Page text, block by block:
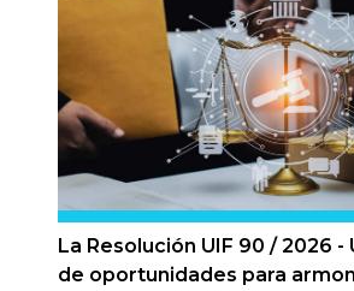
La Resolución UIF 90 / 2026 -
de oportunidades para